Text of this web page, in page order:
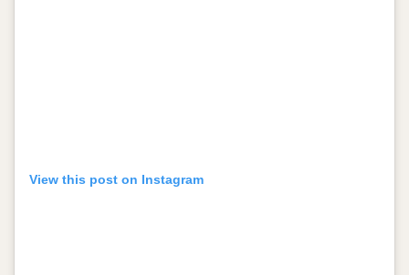
View this post on Instagram